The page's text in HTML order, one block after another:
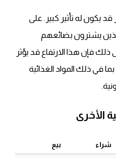
يكون له تأثير كبير. على
يشترون بضائعهم
ذلك فإن هذا الارتفاع قد يؤثر
في ذلك المواد الغذائية
الأخرى
شراء بيع